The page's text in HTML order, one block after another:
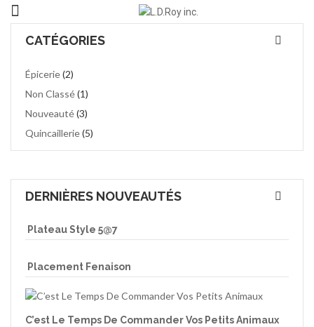
CATÉGORIES
Épicerie(2)
Non Classé(1)
Nouveauté(3)
Quincaillerie(5)
DERNIÈRES NOUVEAUTÉS
Plateau Style 5@7
Placement Fenaison
C’est Le Temps De Commander Vos Petits Animaux